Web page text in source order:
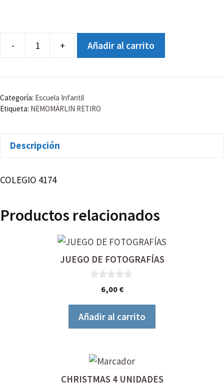
-
BOLA
RETIRO
cantidad
+ Añadir al carrito
Categoría: Escuela Infantil
Etiqueta: NEMOMARLIN RETIRO
Descripción
COLEGIO 4174
Productos relacionados
JUEGO DE FOTOGRAFÍAS
6,00 €
Añadir al carrito
CHRISTMAS 4 UNIDADES